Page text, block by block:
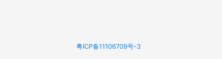
粤ICP备11106709号-3